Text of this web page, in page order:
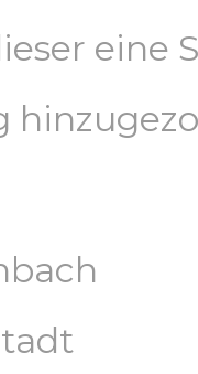
eine